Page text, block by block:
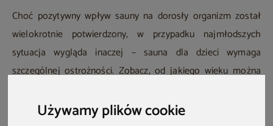
Używamy plików cookie
Choć pozytywny wpływ sauny na dorosły organizm został
wielokrotnie potwierdzony, w przypadku najmłodszych
sytuacja wygląda inaczej – sauna dla dzieci wymaga
szczególnej ostrożności. Zobacz, od jakiego wieku można
korzystanie z niej było bezpieczne!